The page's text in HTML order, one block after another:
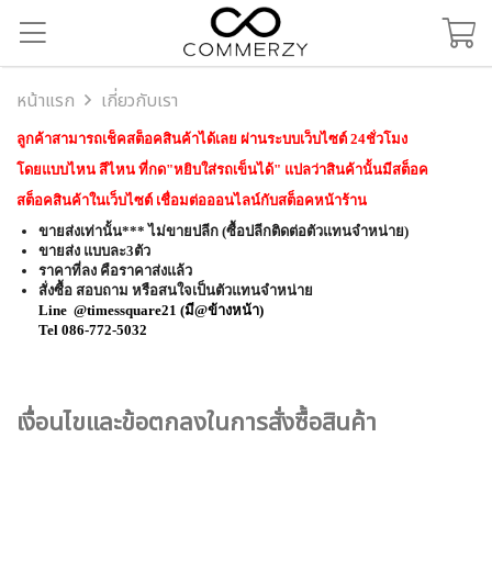
หน้าแรก เกี่ยวกับเรา
ลูกค้าสามารถเช็คสต็อคสินค้าได้เลย ผ่านระบบเว็บไซต์ 24ชั่วโมง
โดยแบบไหน สีไหน ที่กด"หยิบใส่รถเข็นได้" แปลว่าสินค้านั้นมีสต็อค
สต็อคสินค้าในเว็บไซต์ เชื่อมต่อออนไลน์กับสต็อคหน้าร้าน
ขายส่งเท่านั้น*** ไม่ขายปลีก (ซื้อปลีกติดต่อตัวแทนจำหน่าย)
ขายส่ง แบบละ3ตัว
ราคาที่ลง คือราคาส่งแล้ว
สั่งซื้อ สอบถาม หรือสนใจเป็นตัวแทนจำหน่าย
Line @timessquare21 (มี@ข้างหน้า)
Tel 086-772-5032
เงื่อนไขและข้อตกลงในการสั่งซื้อสินค้า